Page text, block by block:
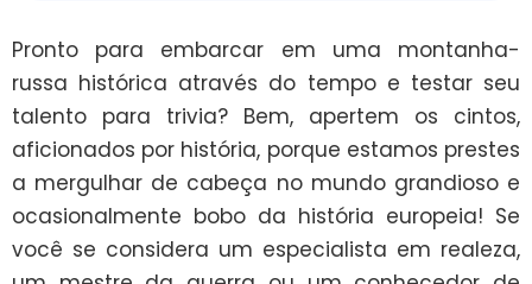
Pronto para embarcar em uma montanha-
russa histórica através do tempo e testar seu
talento para trivia? Bem, apertem os cintos,
aficionados por história, porque estamos prestes
a mergulhar de cabeça no mundo grandioso e
ocasionalmente bobo da história europeia! Se
você se considera um especialista em realeza,